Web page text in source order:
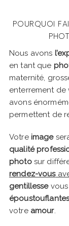
POURQUOI
Nous avons
en tant que
maternité,
enterrement de
avons
permettent de
Votre image
qualité
photosur
rendez-vous
gentillesse
votre amour.